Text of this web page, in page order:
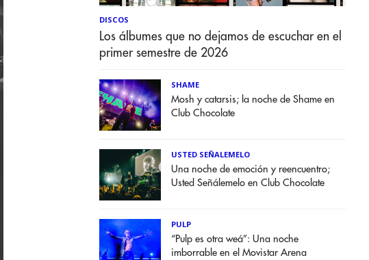
DISCOS
Los álbumes que no dejamos de escuchar en el
primer semestre de 2026
SHAME
Mosh y catarsis; la noche de Shame en
Club Chocolate
USTED SEÑALEMELO
Una noche de emoción y reencuentro;
Usted Señálemelo en Club Chocolate
PULP
“Pulp es otra weá”: Una noche
imborrable en el Movistar Arena